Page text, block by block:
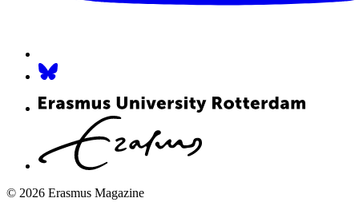
© 2026 Erasmus Magazine